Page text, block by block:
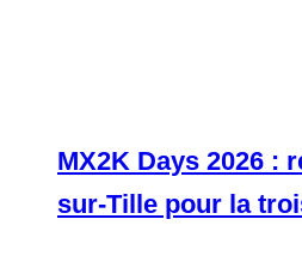
MX2K Days 2026 :
sur-Tille pour la